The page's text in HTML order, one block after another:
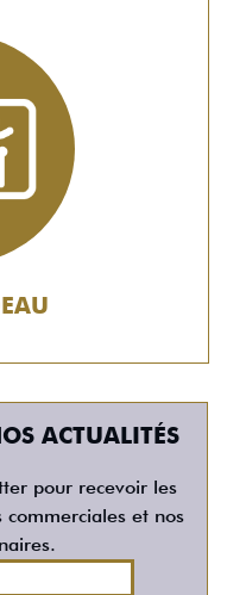
ACTUALITÉS
pour recevoir les
et nos